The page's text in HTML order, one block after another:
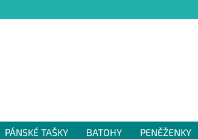
PÁNSKÉ TAŠKY BATOHY PENĚŽENKY